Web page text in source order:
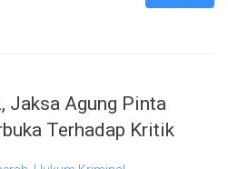
Jaksa Agung Pinta
Terhadap Kritik